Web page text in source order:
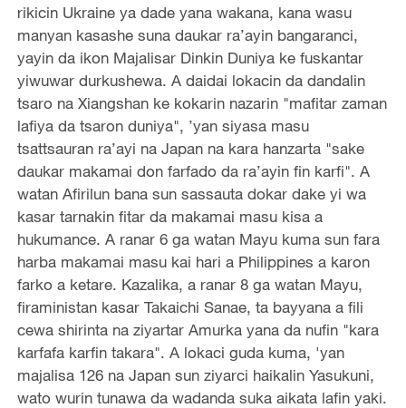
rikicin Ukraine ya dade yana wakana, kana wasu
manyan kasashe suna daukar ra’ayin bangaranci,
yayin da ikon Majalisar Dinkin Duniya ke fuskantar
yiwuwar durkushewa. A daidai lokacin da dandalin
tsaro na Xiangshan ke kokarin nazarin "mafitar zaman
lafiya da tsaron duniya", ’yan siyasa masu
tsattsauran ra’ayi na Japan na kara hanzarta "sake
daukar makamai don farfado da ra’ayin fin karfi". A
watan Afirilun bana sun sassauta dokar dake yi wa
kasar tarnakin fitar da makamai masu kisa a
hukumance. A ranar 6 ga watan Mayu kuma sun fara
harba makamai masu kai hari a Philippines a karon
farko a ketare. Kazalika, a ranar 8 ga watan Mayu,
firaministan kasar Takaichi Sanae, ta bayyana a fili
cewa shirinta na ziyartar Amurka yana da nufin "kara
karfafa karfin takara". A lokaci guda kuma, 'yan
majalisa 126 na Japan sun ziyarci haikalin Yasukuni,
wato wurin tunawa da wadanda suka aikata lafin yaki.